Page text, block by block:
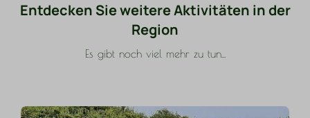
Entdecken Sie weitere Aktivitäten in der
Region
Es gibt noch viel mehr zu tun...